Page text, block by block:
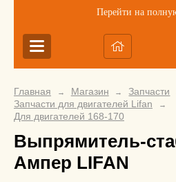
Перейти на
Главная → Магазин → Запчасти
Запчасти для двигателей Lifan →
Для двигателей 168-170
Выпрямитель-
Ампер LIFAN